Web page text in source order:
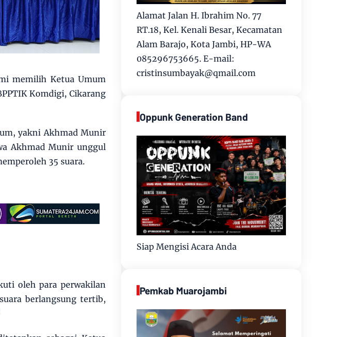
memilih Ketua Umum
Komdigi, Cikarang
yakni Akhmad Munir
Akhmad Munir unggul
35 suara.
oleh para perwakilan
berlangsung tertib,
Alamat Jalan H. Ibrahim No. 77
RT.18, Kel. Kenali Besar, Kecamatan
Alam Barajo, Kota Jambi, HP-WA
085296753665. E-mail:
cristinsumbayak@qmail.com
Oppunk Generation Band
Siap Mengisi Acara Anda
Pemkab Muarojambi